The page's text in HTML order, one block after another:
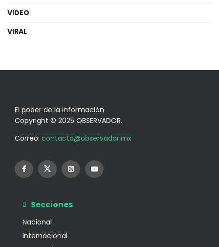
VIDEO
VIRAL
El poder de la información
Copyright © 2025 OBSERVADOR.
Correo: contacto@observador.mx
Secciones
Nacional
Internacional